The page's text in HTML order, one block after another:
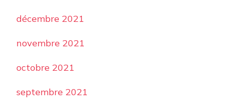
décembre 2021
novembre 2021
octobre 2021
septembre 2021